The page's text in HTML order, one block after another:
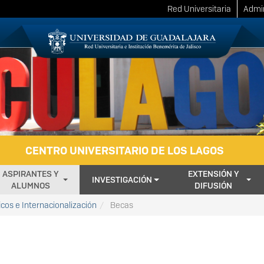
Red Universitaria
CENTRO UNIVERSITARIO DE LOS LAGOS
ASPIRANTES Y
ALUMNOS
INVESTIGACIÓN
EXTENSIÓN Y
DIFUSIÓN
e Internacionalización Becas